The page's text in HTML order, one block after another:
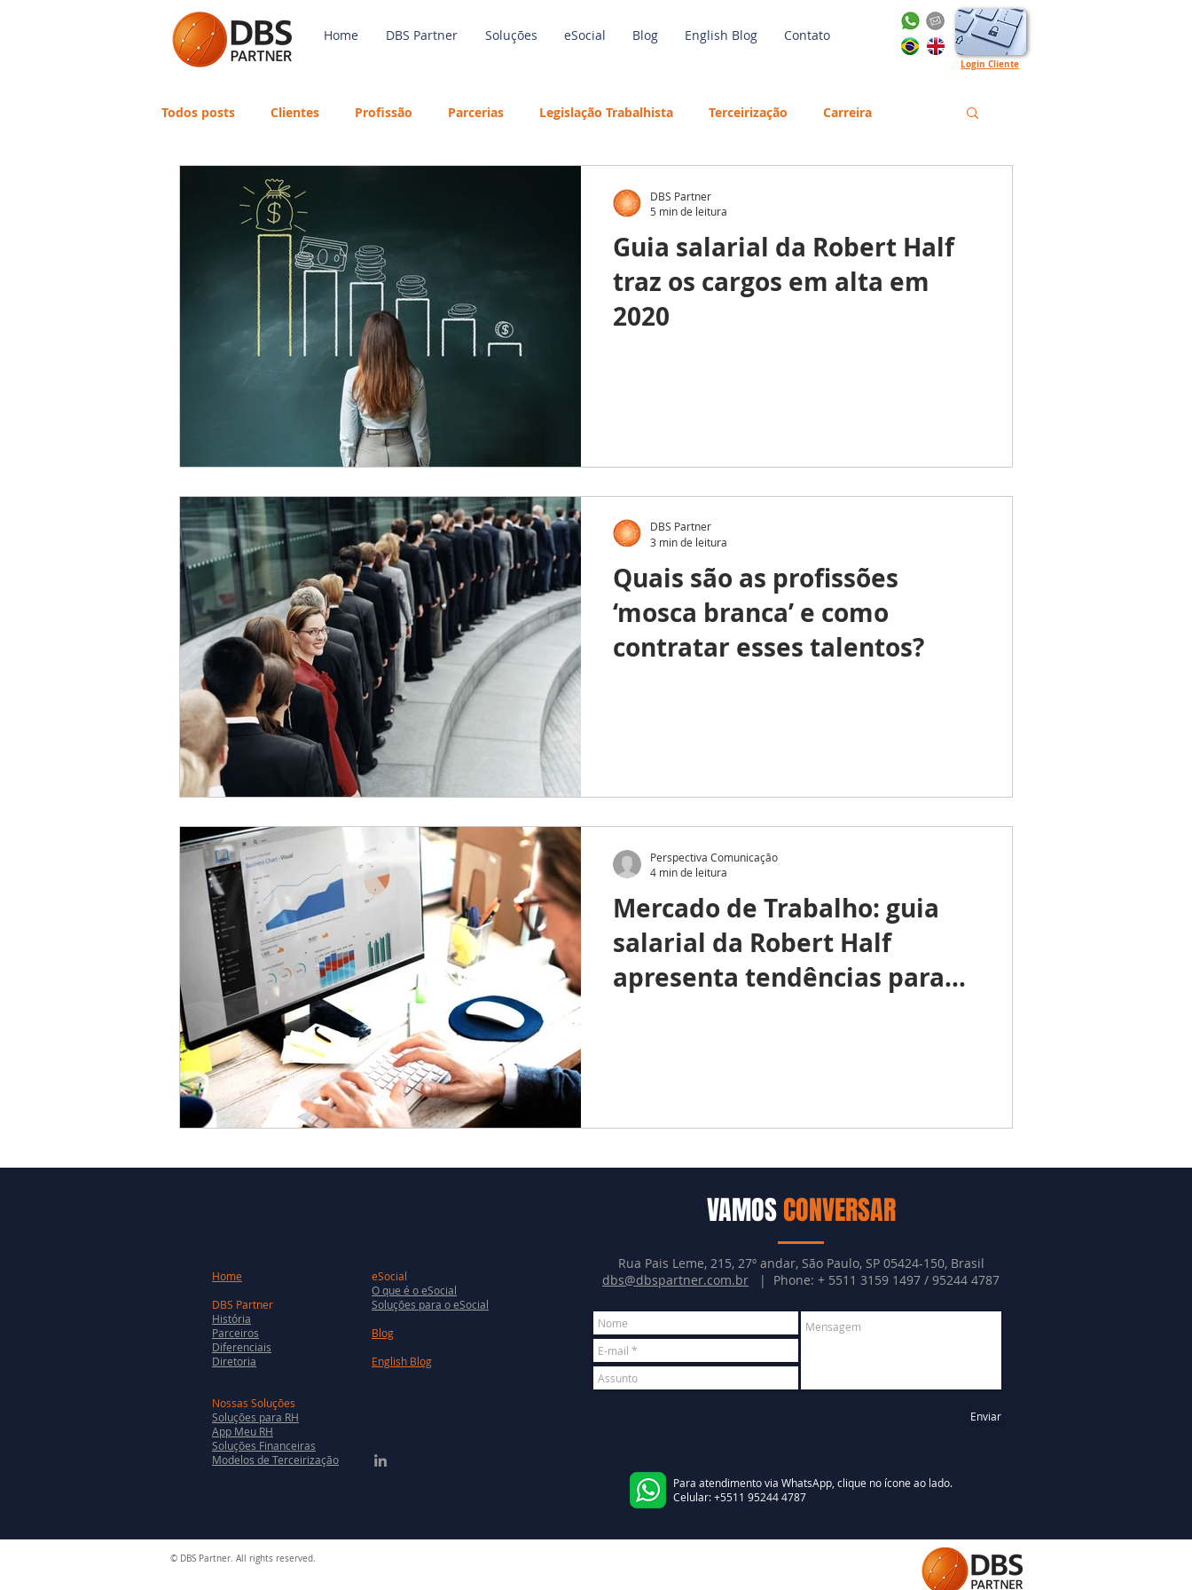
Home DBS Partner Soluções eSocial Blog English Blog Contato
Login Cliente
Todos posts Clientes Profissão Parcerias Legislação Trabalhista Terceirização Carreira
FGTS
Avaliação de Desempenho Employees Guia Salarial Reforma Trabalhista
Recursos Humanos Treinamento Folha de Pagamento
Big Data DBS Partner
Guia salarial da Robert Half
traz os cargos em alta em
2020
DBS Partner
5 min de leitura
Quais são as profissões
‘mosca branca’ e como
contratar esses talentos?
DBS Partner
3 min de leitura
Mercado de Trabalho: guia
salarial da Robert Half
apresenta tendências para
Perspectiva Comunicação
4 min de leitura
VAMOSCONVERSAR
Home
DBS Partner
História
Parceiros
Diferenciais
Diretoria
eSocial
O que é o eSocial
Soluções para o eSocial
Blog
English Blog
Nossas Soluções
Soluções para RH
App Meu RH
Soluções Financeiras
Modelos de Terceirização
Rua Pais Leme, 215, 27º andar, São Paulo, SP 05424-150, Brasil
dbs@dbspartner.com.br | Phone: + 5511 3159 1497 / 95244 4787
Enviar
Para atendimento via WhatsApp, clique no ícone ao lado.
Celular:+5511 95244 4787
© DBS Partner. All rights reserved.